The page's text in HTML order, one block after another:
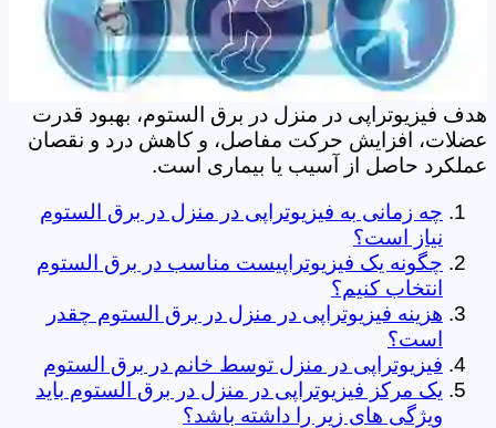
هدف فیزیوتراپی در منزل در برق الستوم، بهبود قدرت
عضلات، افزایش حرکت مفاصل، و کاهش درد و نقصان
عملکرد حاصل از آسیب یا بیماری است.
چه زمانی به فیزیوتراپی در منزل در برق الستوم
نیاز است؟
چگونه یک فیزیوتراپیست مناسب در برق الستوم
انتخاب کنیم؟
هزینه فیزیوتراپی در منزل در برق الستوم چقدر
است؟
فیزیوتراپی در منزل توسط خانم در برق الستوم
یک مرکز فیزیوتراپی در منزل در برق الستوم باید
ویژگی های زیر را داشته باشد؟